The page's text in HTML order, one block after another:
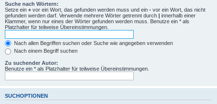
Suche nach Wörtern:
Setze ein + vor ein Wort, das gefunden werden muss und ein - vor ein Wort, das nicht
gefunden werden darf. Verwende mehrere Wörter getrennt durch | innerhalb einer
Klammer, wenn nur eines der Wörter gefunden werden muss. Benutze ein * als
Platzhalter für teilweise Übereinstimmungen.
Nach allen Begriffen suchen oder Suche wie angegeben verwenden
Nach einem Begriff suchen
Zu suchender Autor:
Benutze ein * als Platzhalter für teilweise Übereinstimmungen.
SUCHOPTIONEN